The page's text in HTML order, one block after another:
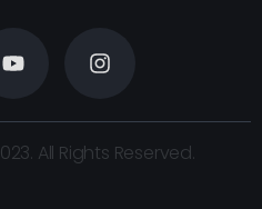
All Rights Reserved.